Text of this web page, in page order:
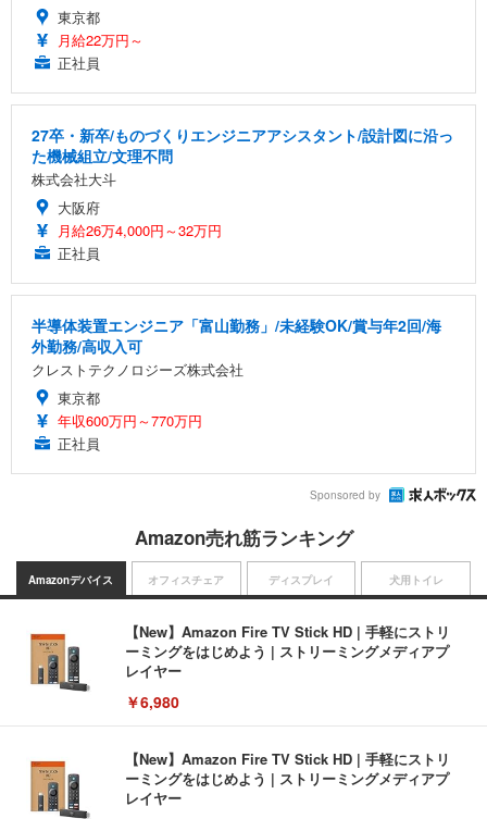
東京都
月給22万円～
正社員
27卒・新卒/ものづくりエンジニアアシスタント/設計図に沿っ
た機械組立/文理不問
株式会社大斗
大阪府
月給26万4,000円～32万円
正社員
半導体装置エンジニア「富山勤務」/未経験OK/賞与年2回/海
外勤務/高収入可
クレストテクノロジーズ株式会社
東京都
年収600万円～770万円
正社員
Sponsored by
Amazon売れ筋ランキング
Amazonデバイス
【New】Amazon Fire TV Stick HD | 手軽にストリ
ーミングをはじめよう | ストリーミングメディアプ
レイヤー
￥6,980
【New】Amazon Fire TV Stick HD | 手軽にストリ
ーミングをはじめよう | ストリーミングメディアプ
レイヤー
オフィスチェア ディスプレイ 犬用トイレ